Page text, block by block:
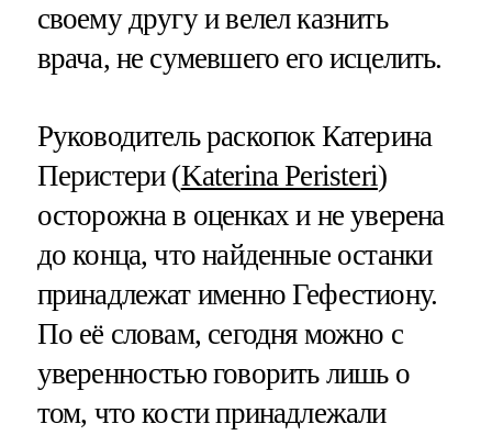
своему другу и велел казнить
врача, не сумевшего его исцелить.
Руководитель раскопок Катерина
Перистери (Katerina Peristeri)
осторожна в оценках и не уверена
до конца, что найденные останки
принадлежат именно Гефестиону.
По её словам, сегодня можно с
уверенностью говорить лишь о
том, что кости принадлежали